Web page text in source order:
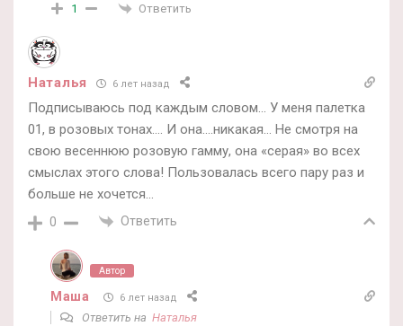
1 Ответить
Наталья 6 лет назад
Подписываюсь под каждым словом… У меня палетка
01, в розовых тонах…. И она….никакая… Не смотря на
свою весеннюю розовую гамму, она «серая» во всех
смыслах этого слова! Пользовалась всего пару раз и
больше не хочется…
0 Ответить
Автор
Маша 6 лет назад
Ответить на Наталья